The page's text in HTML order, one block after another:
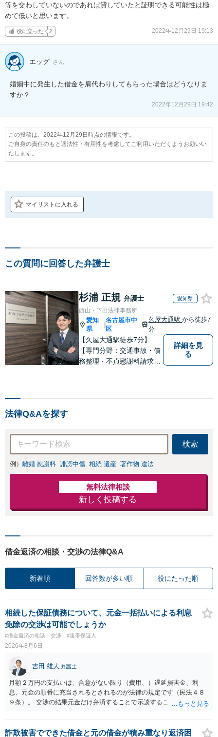
等を交わしていないのであれば貸していたと証明できる可能性は極
めて低いと思います。
役に立った 2 2022年12月29日 19:13
エッグ さん
婚姻中に発生した借金を肩代わりしてもらった場合はどうなりま
すか？
2022年12月29日 19:42
この投稿は、2022年12月29日時点の情報です。
ご自身の責任のもと適法性・有用性を考慮してご利用いただくようお願いい
たします。
マイリストに入れる
この質問に回答した弁護士
杉浦 正規 弁護士 愛知県
西山・下出法律事務所
愛知
県
名古屋市中
区
久屋大通駅から徒歩7
分
【久屋大通駅徒歩7分】
【専門分野：交通事故・債
務整理・不貞慰謝料請求・
切な対応を心がけておりま
詳細を見
る
法律Q&Aを探す
検索
例） 離婚 慰謝料 誹謗中傷 相続 遺産 著作物 違法
無料法律相談
新しく投稿する
借金返済の相談・交渉の法律Q&A
新着順 回答数が多い順 役にたった順
相続した保証債務について、元金一括払いによる利息
免除の交渉は可能でしょうか
#借金返済の相談・交渉 #連帯保証人
2026年8月6日
吉田 雄大 弁護士
月額２万円の支払いは、合意がない限り（費用、）遅延損害金、利
息、元金の順番に充当されるとされるのが法律の規定です（民法４８
９条）。 交渉の結果元金だけ弁済することで示談することは、弁護士
ることには消極的なことが多いものの、お近くの弁護士にご依頼しチ
ャレンジなさる意義は十分にあると思います。
詐欺被害でできた借金と元の借金が積み重なり返済困